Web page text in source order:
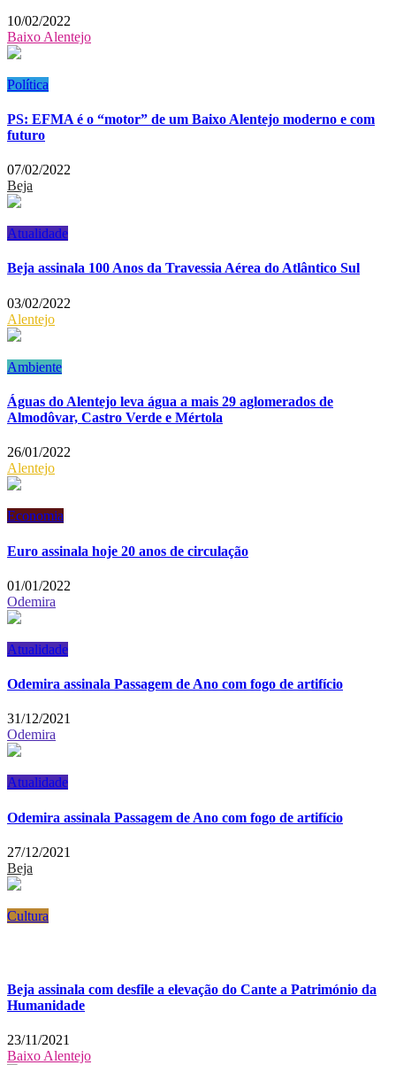
10/02/2022
Baixo Alentejo
Política
PS: EFMA é o “motor” de um Baixo Alentejo moderno e com
futuro
07/02/2022
Beja
Atualidade
Beja assinala 100 Anos da Travessia Aérea do Atlântico Sul
03/02/2022
Alentejo
Ambiente
Águas do Alentejo leva água a mais 29 aglomerados de
Almodôvar, Castro Verde e Mértola
26/01/2022
Alentejo
Economia
Euro assinala hoje 20 anos de circulação
01/01/2022
Odemira
Atualidade
Odemira assinala Passagem de Ano com fogo de artifício
31/12/2021
Odemira
Atualidade
Odemira assinala Passagem de Ano com fogo de artifício
27/12/2021
Beja
Cultura
Beja assinala com desfile a elevação do Cante a Património da
Humanidade
23/11/2021
Baixo Alentejo